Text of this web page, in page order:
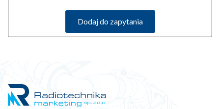
Dodaj do zapytania